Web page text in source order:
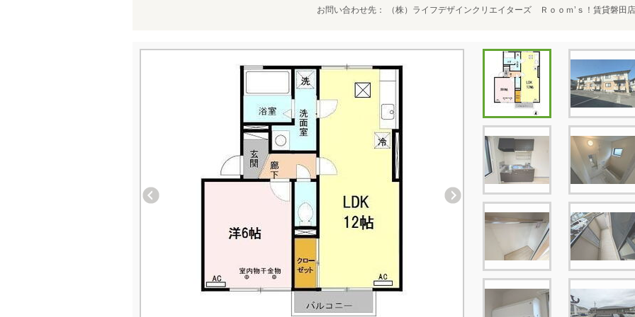
お問い合わせ先 （株）ライフデザインクリエイターズ Ｒｏｏｍ’ｓ！賃貸磐田店